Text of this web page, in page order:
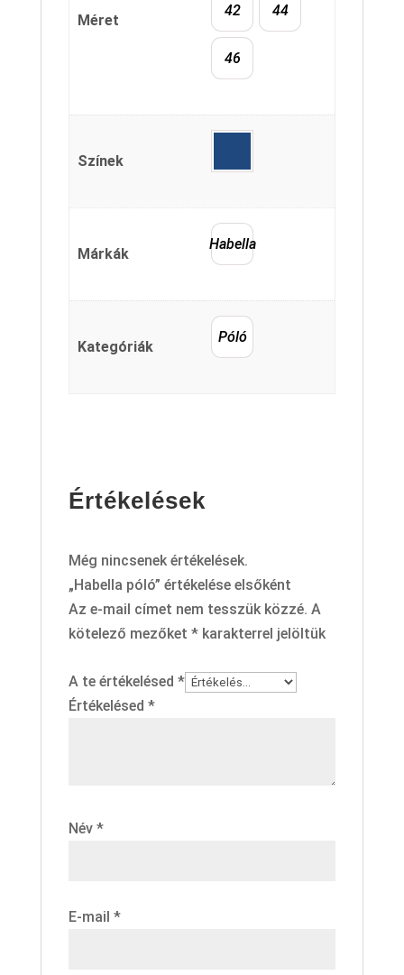
Méret
42 44
46
Színek
Márkák
Habella
Kategóriák
Póló
Értékelések
Még nincsenek értékelések.
„Habella póló” értékelése elsőként
Az e-mail címet nem tesszük közzé. A
kötelező mezőket *karakterrel jelöltük
A te értékelésed *
Értékelésed *
Név *
E-mail *